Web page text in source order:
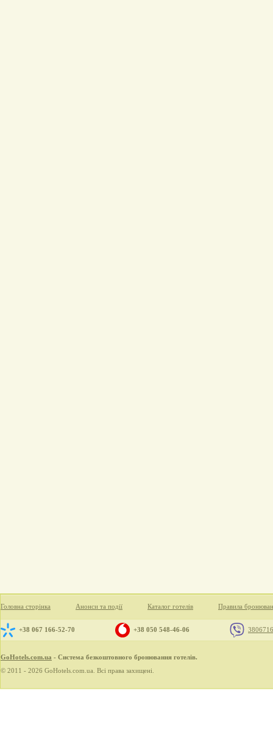
Головна сторінка Анонси та події Каталог готелів Правила
+38 067 166-52-70 +38 050 548-46-06
GoHotels.com.ua - Система безкоштовного бронювання готелів.
© 2011 - 2026 GoHotels.com.ua. Всі права захищені.